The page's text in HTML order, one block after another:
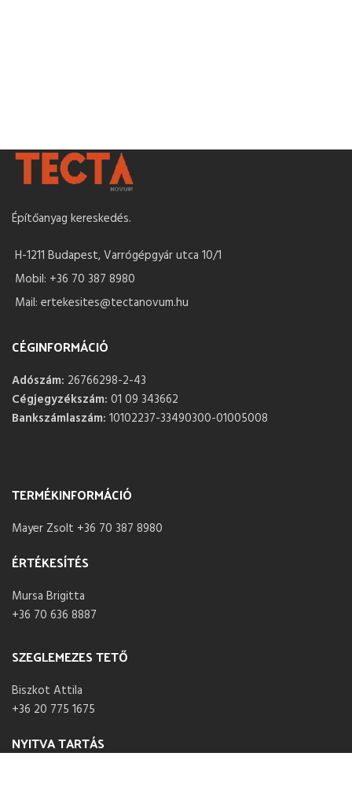
Építőanyag kereskedés.
H-1211 Budapest, Varrógépgyár utca 10/1
Mobil: +36 70 387 8980
Mail: ertekesites@tectanovum.hu
CÉGINFORMÁCIÓ
Adószám: 26766298-2-43
Cégjegyzékszám: 01 09 343662
Bankszámlaszám: 10102237-33490300-01005008
TERMÉKINFORMÁCIÓ
Mayer Zsolt +36 70 387 8980
ÉRTÉKESÍTÉS
Mursa Brigitta
+36 70 636 8887
SZEGLEMEZES TETŐ
Biszkot Attila
+36 20 775 1675
NYITVA TARTÁS